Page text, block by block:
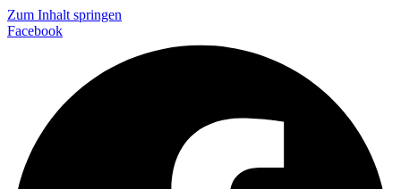
Zum Inhalt springen
Facebook